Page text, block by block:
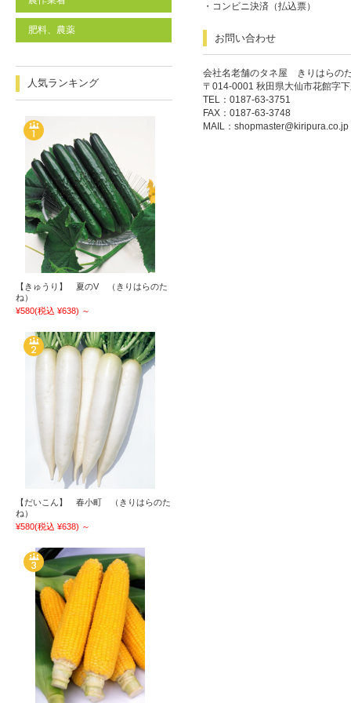
・コンビニ決済（払込票）
お問い合わせ
会社名老舗のタネ屋 きりはらの
〒014-0001 秋田県大仙市花館字
TEL：0187-63-3751
FAX：0187-63-3748
MAIL： shopmaster@kiripura.co.jp
肥料、農薬
人気ランキング
【きゅうり】 夏のV （きりはらのた
ね）
¥580(税込 ¥638) ～
【だいこん】 春小町 （きりはらのた
ね）
¥580(税込 ¥638) ～